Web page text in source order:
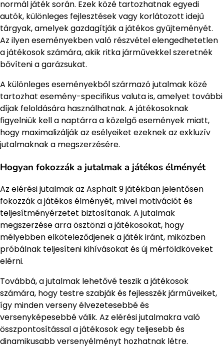
normál játék során. Ezek közé tartozhatnak egyedi
autók, különleges fejlesztések vagy korlátozott idejű
tárgyak, amelyek gazdagítják a játékos gyűjteményét.
Az ilyen eseményekben való részvétel elengedhetetlen
a játékosok számára, akik ritka járművekkel szeretnék
bővíteni a garázsukat.
A különleges eseményekből származó jutalmak közé
tartozhat esemény-specifikus valuta is, amelyet további
díjak feloldására használhatnak. A játékosoknak
figyelniük kell a naptárra a közelgő események miatt,
hogy maximalizálják az esélyeiket ezeknek az exkluzív
jutalmaknak a megszerzésére.
Hogyan fokozzák a jutalmak a játékos élményét
Az elérési jutalmak az Asphalt 9 játékban jelentősen
fokozzák a játékos élményét, mivel motivációt és
teljesítményérzetet biztosítanak. A jutalmak
megszerzése arra ösztönzi a játékosokat, hogy
mélyebben elköteleződjenek a játék iránt, miközben
próbálnak teljesíteni kihívásokat és új mérföldköveket
elérni.
Továbbá, a jutalmak lehetővé teszik a játékosok
számára, hogy testre szabják és fejlesszék járműveiket,
így minden verseny élvezetesebbé és
versenyképesebbé válik. Az elérési jutalmakra való
összpontosítással a játékosok egy teljesebb és
dinamikusabb versenyélményt hozhatnak létre.